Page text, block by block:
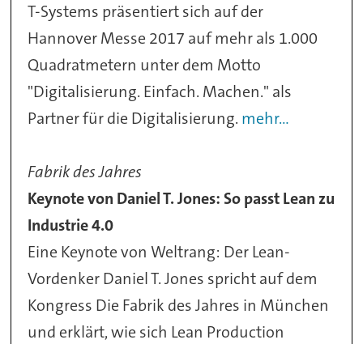
T-Systems präsentiert sich auf der
Hannover Messe 2017 auf mehr als 1.000
Quadratmetern unter dem Motto
"Digitalisierung. Einfach. Machen." als
Partner für die Digitalisierung. mehr...
Fabrik des Jahres
Keynote von Daniel T. Jones: So passt Lean zu
Industrie 4.0
Eine Keynote von Weltrang: Der Lean-
Vordenker Daniel T. Jones spricht auf dem
Kongress Die Fabrik des Jahres in München
und erklärt, wie sich Lean Production